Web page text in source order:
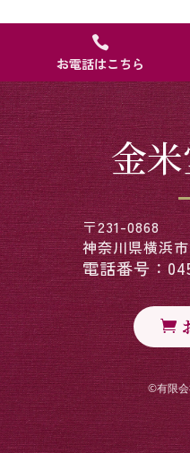

お電話はこちら
金
〒231-0868
神奈川県横浜
電話番号：
©︎有限